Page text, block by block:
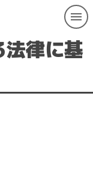
律に基